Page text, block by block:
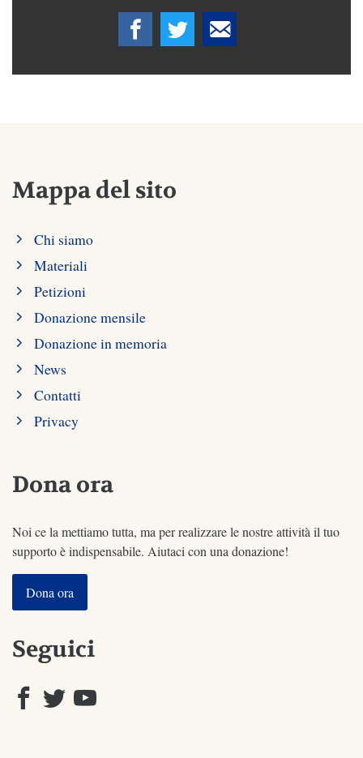
Mappa del sito
Chi siamo
Materiali
Petizioni
Donazione mensile
Donazione in memoria
News
Contatti
Privacy
Dona ora
Noi ce la mettiamo tutta, ma per realizzare le nostre attività il tuo
supporto è indispensabile. Aiutaci con una donazione!
Dona ora
Seguici